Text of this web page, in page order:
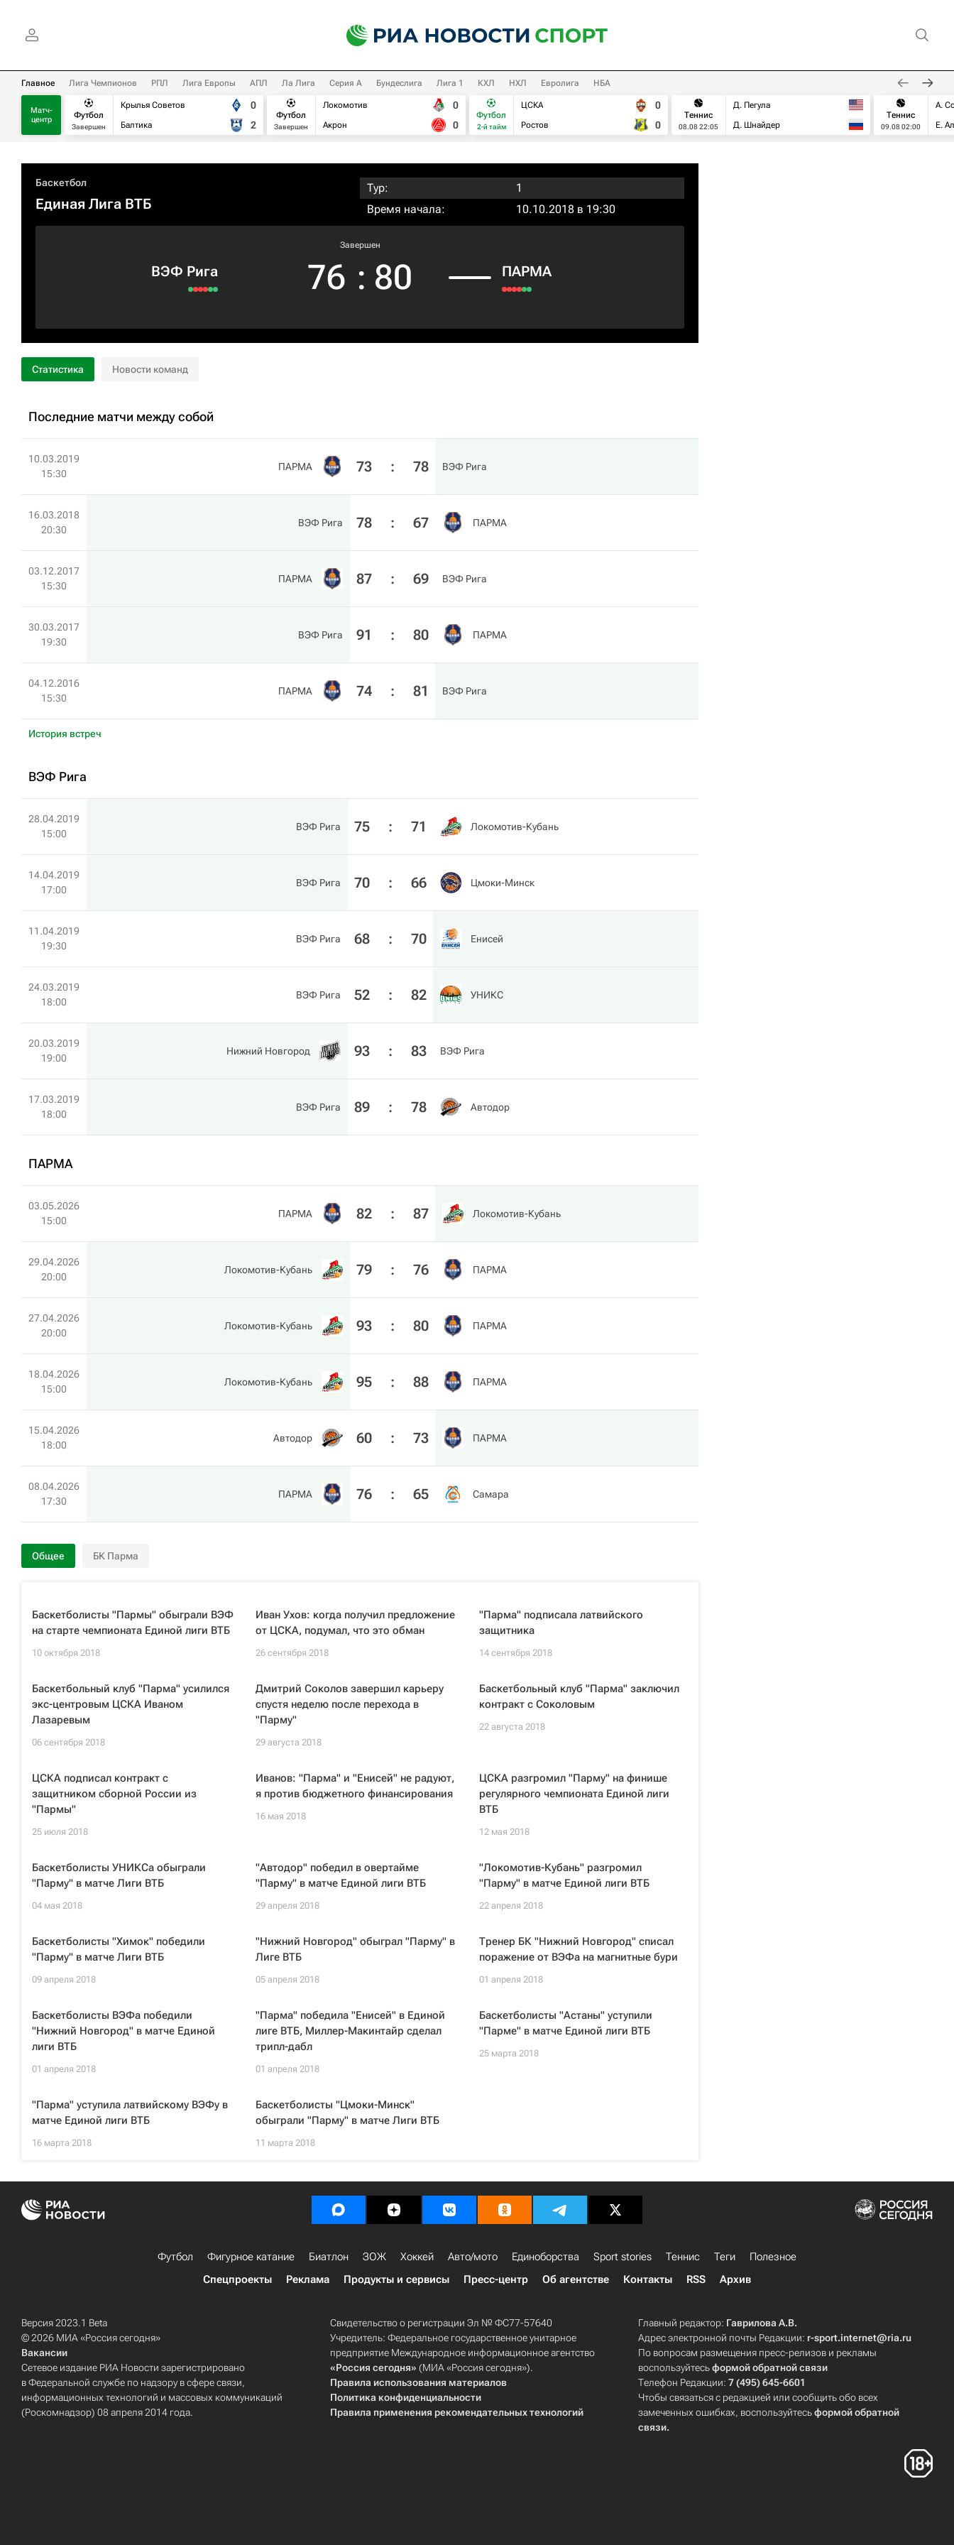
Главное Лига Чемпионов РПЛ Лига Европы АПЛ Ла Лига Серия А Бундеслига Лига 1 КХЛ НХЛ Евролига НБА
Матч-
центр
Футбол
Завершен
Крылья Советов
Балтика
0
2
Футбол
Завершен
Локомотив
Акрон
0
0
Футбол
2-й тайм
ЦСКА
Ростов
0
0
Теннис
08.08 22:05
Д. Пегула
Д. Шнайдер
Теннис
09.08 02:00
А.
Е.
Баскетбол
Единая Лига ВТБ
Тур:
1
Время начала:
10.10.2018 в 19:30
ВЭФ Рига
Завершен
76 : 80 ПАРМА
Статистика Новости команд
Последние матчи между собой
10.03.2019
15:30
ПАРМА 73 : 78 ВЭФ Рига
16.03.2018
20:30
ВЭФ Рига 78 : 67 ПАРМА
03.12.2017
15:30
ПАРМА 87 : 69 ВЭФ Рига
30.03.2017
19:30
ВЭФ Рига 91 : 80 ПАРМА
04.12.2016
15:30
ПАРМА 74 : 81 ВЭФ Рига
История встреч
ВЭФ Рига
28.04.2019
15:00
ВЭФ Рига 75 : 71 Локомотив-Кубань
14.04.2019
17:00
ВЭФ Рига 70 : 66 Цмоки-Минск
11.04.2019
19:30
ВЭФ Рига 68 : 70 Енисей
24.03.2019
18:00
ВЭФ Рига 52 : 82 УНИКС
20.03.2019
19:00
Нижний Новгород 93 : 83 ВЭФ Рига
17.03.2019
18:00
ВЭФ Рига 89 : 78 Автодор
ПАРМА
03.05.2026
15:00
ПАРМА 82 : 87 Локомотив-Кубань
29.04.2026
20:00
Локомотив-Кубань 79 : 76 ПАРМА
27.04.2026
20:00
Локомотив-Кубань 93 : 80 ПАРМА
18.04.2026
15:00
Локомотив-Кубань 95 : 88 ПАРМА
15.04.2026
18:00
Автодор 60 : 73 ПАРМА
08.04.2026
17:30
ПАРМА 76 : 65 Самара
Общее БК Парма
Баскетболисты "Пармы" обыграли ВЭФ
на старте чемпионата Единой лиги ВТБ
10 октября 2018
Иван Ухов: когда получил предложение
от ЦСКА, подумал, что это обман
26 сентября 2018
"Парма" подписала латвийского
защитника
14 сентября 2018
Баскетбольный клуб "Парма" усилился
экс-центровым ЦСКА Иваном
Лазаревым
06 сентября 2018
Дмитрий Соколов завершил карьеру
спустя неделю после перехода в
"Парму"
29 августа 2018
Баскетбольный клуб "Парма" заключил
контракт с Соколовым
22 августа 2018
ЦСКА подписал контракт с
защитником сборной России из
"Пармы"
25 июля 2018
Иванов: "Парма" и "Енисей" не радуют,
я против бюджетного финансирования
16 мая 2018
ЦСКА разгромил "Парму" на финише
регулярного чемпионата Единой лиги
ВТБ
12 мая 2018
Баскетболисты УНИКСа обыграли
"Парму" в матче Лиги ВТБ
04 мая 2018
"Автодор" победил в овертайме
"Парму" в матче Единой лиги ВТБ
29 апреля 2018
"Локомотив-Кубань" разгромил
"Парму" в матче Единой лиги ВТБ
22 апреля 2018
Баскетболисты "Химок" победили
"Парму" в матче Лиги ВТБ
09 апреля 2018
"Нижний Новгород" обыграл "Парму" в
Лиге ВТБ
05 апреля 2018
Тренер БК "Нижний Новгород" списал
поражение от ВЭФа на магнитные бури
01 апреля 2018
Баскетболисты ВЭФа победили
"Нижний Новгород" в матче Единой
лиги ВТБ
01 апреля 2018
"Парма" победила "Енисей" в Единой
лиге ВТБ, Миллер-Макинтайр сделал
трипл-дабл
01 апреля 2018
Баскетболисты "Астаны" уступили
"Парме" в матче Единой лиги ВТБ
25 марта 2018
"Парма" уступила латвийскому ВЭФу в
матче Единой лиги ВТБ
16 марта 2018
Баскетболисты "Цмоки-Минск"
обыграли "Парму" в матче Лиги ВТБ
11 марта 2018
Футбол Фигурное катание Биатлон ЗОЖ Хоккей Авто/мото Единоборства Sport stories Теннис Теги
Полезное
Спецпроекты
Реклама Продукты и сервисы Пресс-центр Об агентстве Контакты RSS Архив
Версия 2023.1 Beta
© 2026 МИА «Россия сегодня»
Вакансии
Сетевое издание РИА Новости зарегистрировано
в Федеральной службе по надзору в сфере связи,
информационных технологий и массовых коммуникаций
(Роскомнадзор) 08 апреля 2014 года.
Свидетельство о регистрации Эл № ФС77-57640
Учредитель: Федеральное государственное унитарное
предприятие Международное информационное агентство
«Россия сегодня» (МИА «Россия сегодня»).
Правила использования материалов
Политика конфиденциальности
Правила применения рекомендательных технологий
Главный редактор: Гаврилова А.В.
Адрес электронной почты Редакции: r-sport.internet@ria.ru
По вопросам размещения пресс-релизов и рекламы
воспользуйтесьформой обратной связи
Телефон Редакции:7 (495) 645-6601
Чтобы связаться с редакцией или сообщить обо всех
замеченных ошибках, воспользуйтесьформой обратной
связи.